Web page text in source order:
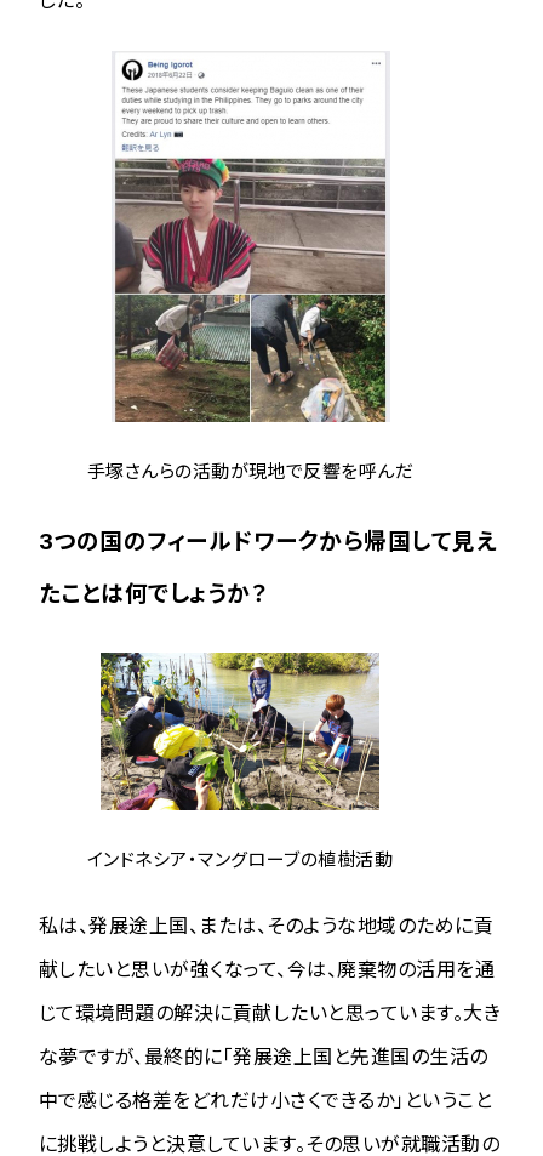
手塚さんらの活動が現地で反響を呼んだ
3つの国のフィールドワークから帰国して見え
たことは何でしょうか？
インドネシア・マングローブの植樹活動
私は、発展途上国、または、そのような地域のために貢
献したいと思いが強くなって、今は、廃棄物の活用を通
じて環境問題の解決に貢献したいと思っています。大き
な夢ですが、最終的に「発展途上国と先進国の生活の
中で感じる格差をどれだけ小さくできるか」ということ
に挑戦しようと決意しています。その思いが就職活動の